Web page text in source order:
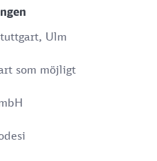
Ulm
som möjligt